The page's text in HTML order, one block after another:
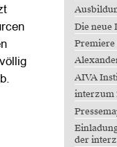
Die neue
Premiere
AIVA
interzum
der